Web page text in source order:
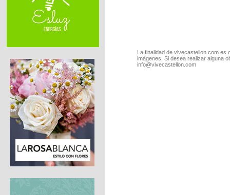
La finalidad de vivecastellon.com
imágenes. Si desea realizar alguna
info@vivecastellon.com